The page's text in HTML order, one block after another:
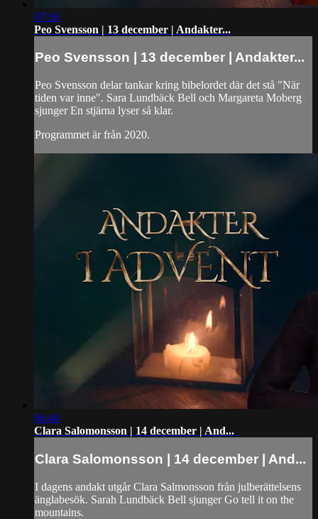
07:36
Peo Svensson | 13 december | Andakter...
Peo Svensson | 13 december | Andakter...
Peo Svensson delar tankar kring bibelordet där det stå "När
tiden var inne". Sara Lundbäck Bell och Margareta Moberg
sjunger En stjärna lyser så klar.
Programmet är från 2020.
06:44
Clara Salomonsson | 14 december | And...
Clara Salomonsson | 14 december | And...
I dagens andakt utgår Clara Salmonsson från julberättelsens
änglabesök. Sarah Lundbäck Bell sjunger Go tell it on the
mountains.